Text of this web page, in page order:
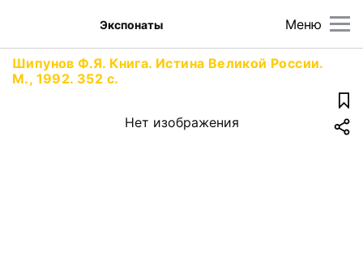
Меню
Экспонаты
Шипунов Ф.Я. Книга. Истина Великой России.
М., 1992. 352 с.
Нет изображения